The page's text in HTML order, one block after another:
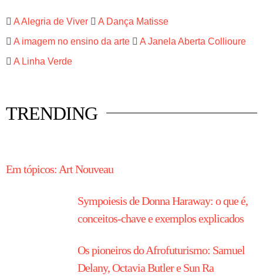
A Alegria de Viver
A Dança Matisse
A imagem no ensino da arte
A Janela Aberta Collioure
A Linha Verde
TRENDING
Em tópicos: Art Nouveau
Sympoiesis de Donna Haraway: o que é,
conceitos-chave e exemplos explicados
Os pioneiros do Afrofuturismo: Samuel
Delany, Octavia Butler e Sun Ra